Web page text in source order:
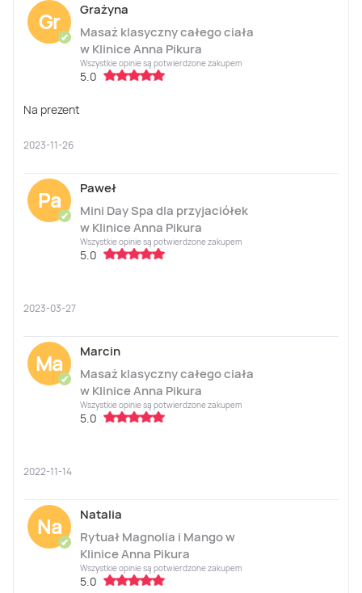
Gr
✔
Grażyna
Masaż klasyczny całego ciała
w Klinice Anna Pikura
Wszystkie opinie są potwierdzone zakupem
5.0
Na prezent
2023-11-26
Pa
✔
Paweł
Mini Day Spa dla przyjaciółek
w Klinice Anna Pikura
Wszystkie opinie są potwierdzone zakupem
5.0
2023-03-27
Ma
✔
Marcin
Masaż klasyczny całego ciała
w Klinice Anna Pikura
Wszystkie opinie są potwierdzone zakupem
5.0
2022-11-14
Na
✔
Natalia
Rytuał Magnolia i Mango w
Klinice Anna Pikura
Wszystkie opinie są potwierdzone zakupem
5.0